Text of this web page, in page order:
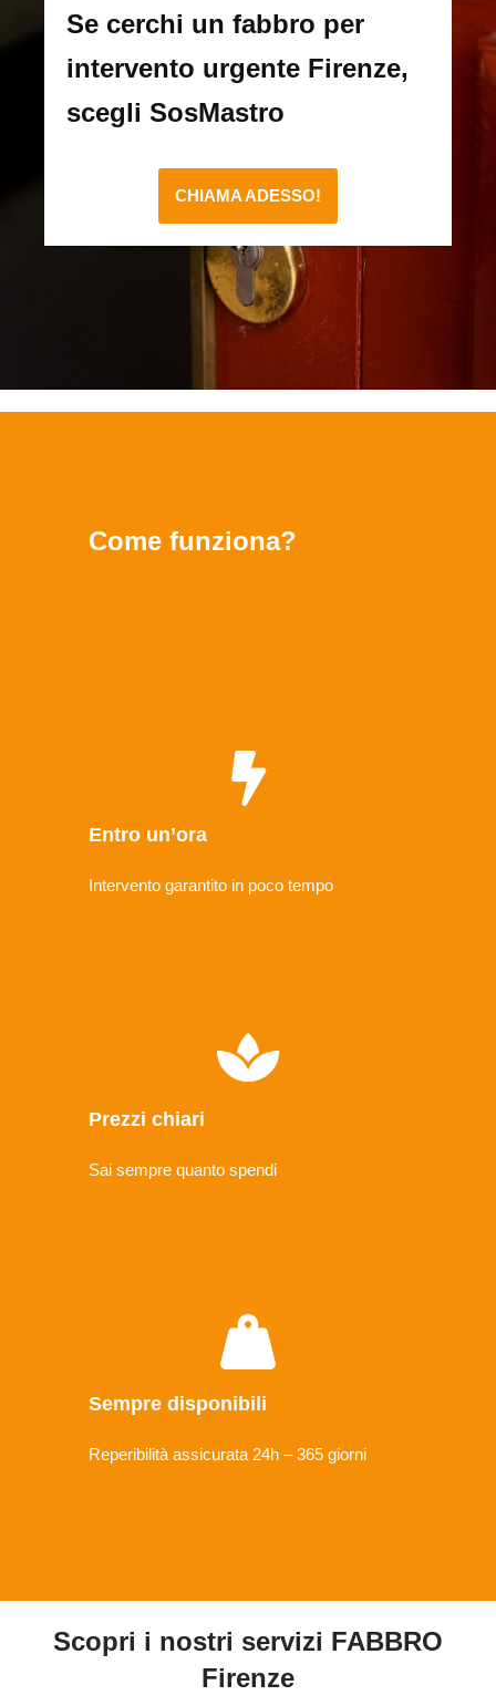
Se cerchi un fabbro per
intervento urgente Firenze,
scegli SosMastro
CHIAMA ADESSO!
Come funziona?
Entro un’ora
Intervento garantito in poco tempo
Prezzi chiari
Sai sempre quanto spendi
Sempre disponibili
Reperibilità assicurata 24h – 365 giorni
Scopri i nostri servizi FABBRO
Firenze